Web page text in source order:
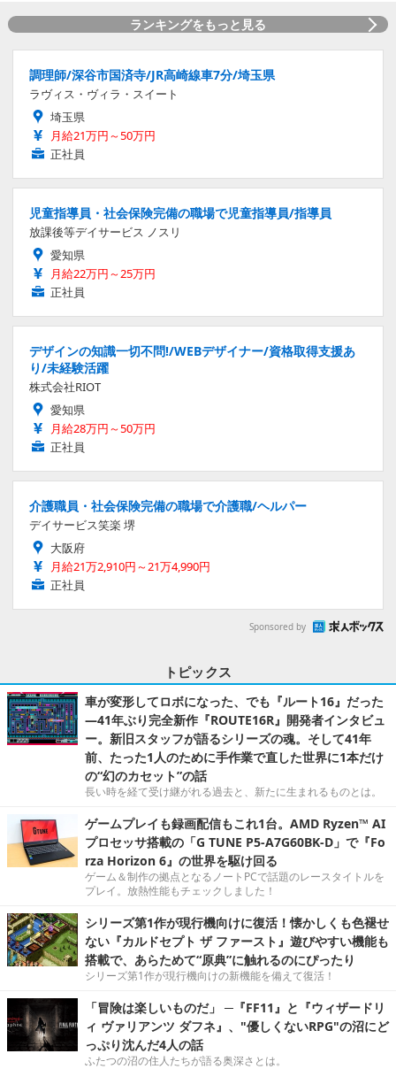
ランキングをもっと見る
調理師/深谷市国済寺/JR高崎線車7分/埼玉県
ラヴィス・ヴィラ・スイート
埼玉県
月給21万円～50万円
正社員
児童指導員・社会保険完備の職場で児童指導員/指導員
放課後等デイサービス ノスリ
愛知県
月給22万円～25万円
正社員
デザインの知識一切不問!/WEBデザイナー/資格取得支援あ
り/未経験活躍
株式会社RIOT
愛知県
月給28万円～50万円
正社員
介護職員・社会保険完備の職場で介護職/ヘルパー
デイサービス笑楽 堺
大阪府
月給21万2,910円～21万4,990円
正社員
Sponsored by
トピックス
車が変形してロボになった、でも『ルート16』だった
―41年ぶり完全新作『ROUTE16R』開発者インタビュ
ー。新旧スタッフが語るシリーズの魂。そして41年
前、たった1人のために手作業で直した世界に1本だけ
の“幻のカセット”の話
長い時を経て受け継がれる過去と、新たに生まれるものとは。
ゲームプレイも録画配信もこれ1台。AMD Ryzen™ AI
プロセッサ搭載の「G TUNE P5-A7G60BK-D」で『Fo
rza Horizon 6』の世界を駆け回る
ゲーム＆制作の拠点となるノートPCで話題のレースタイトルを
プレイ。放熱性能もチェックしました！
シリーズ第1作が現行機向けに復活！懐かしくも色褪せ
ない『カルドセプト ザ ファースト』遊びやすい機能も
搭載で、あらためて“原典”に触れるのにぴったり
シリーズ第1作が現行機向けの新機能を備えて復活！
「冒険は楽しいものだ」 ─『FF11』と『ウィザードリ
ィ ヴァリアンツ ダフネ』、"優しくないRPG"の沼にど
っぷり沈んだ4人の話
ふたつの沼の住人たちが語る奥深さとは。